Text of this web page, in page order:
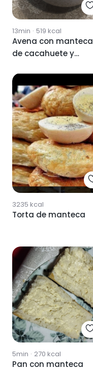
13min · 519 kcal
Avena con manteca
de cacahuete y
3235 kcal
Torta de manteca
5min · 270 kcal
Pan con manteca